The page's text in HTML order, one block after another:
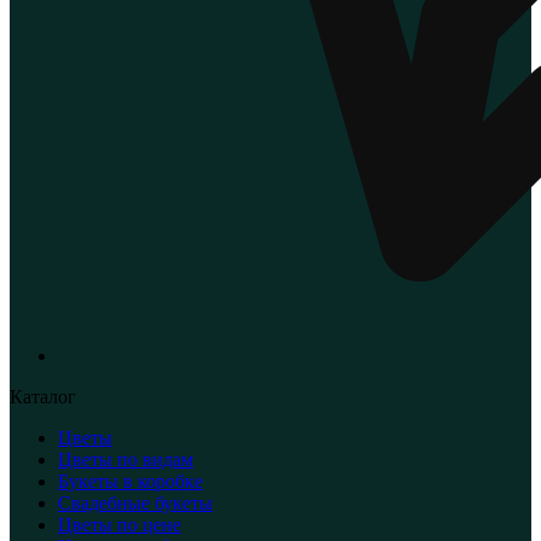
Каталог
Цветы
Цветы по видам
Букеты в коробке
Свадебные букеты
Цветы по цене